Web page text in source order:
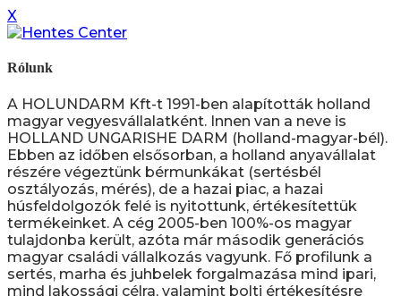
X
Rólunk
A HOLUNDARM Kft-t 1991-ben alapították holland
magyar vegyesvállalatként. Innen van a neve is
HOLLAND UNGARISHE DARM (holland-magyar-bél).
Ebben az időben elsősorban, a holland anyavállalat
részére végeztünk bérmunkákat (sertésbél
osztályozás, mérés), de a hazai piac, a hazai
húsfeldolgozók felé is nyitottunk, értékesítettük
termékeinket. A cég 2005-ben 100%-os magyar
tulajdonba került, azóta már második generációs
magyar családi vállalkozás vagyunk. Fő profilunk a
sertés, marha és juhbelek forgalmazása mind ipari,
mind lakossági célra, valamint bolti értékesítésre